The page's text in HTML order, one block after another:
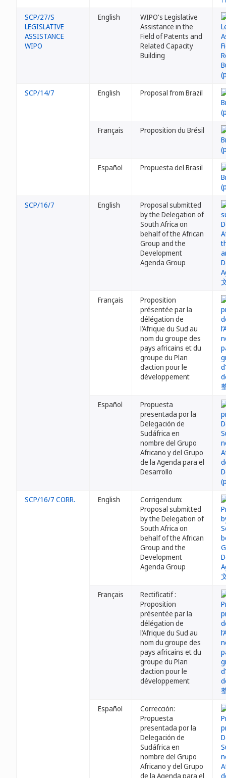
SCP/27/S
LEGISLATIVE
ASSISTANCE
WIPO
English
WIPO's Legislative
Assistance in the
Field of Patents and
Related Capacity
Building
SCP/14/7 English Proposal from Brazil
Français Proposition du Brésil
Español Propuesta del Brasil
SCP/16/7 English
Proposal submitted
by the Delegation of
South Africa on
behalf of the African
Group and the
Development
Agenda Group
Français
Proposition
présentée par la
délégation de
l’Afrique du Sud au
nom du groupe des
pays africains et du
groupe du Plan
d’action pour le
développement
Español
Propuesta
presentada por la
Delegación de
Sudáfrica en
nombre del Grupo
Africano y del Grupo
de la Agenda para el
Desarrollo
SCP/16/7 CORR. English
Corrigendum:
Proposal submitted
by the Delegation of
South Africa on
behalf of the African
Group and the
Development
Agenda Group
Français
Rectificatif :
Proposition
présentée par la
délégation de
l’Afrique du Sud au
nom du groupe des
pays africains et du
groupe du Plan
d’action pour le
développement
Español
Corrección:
Propuesta
presentada por la
Delegación de
Sudáfrica en
nombre del Grupo
Africano y del Grupo
de la Agenda para el